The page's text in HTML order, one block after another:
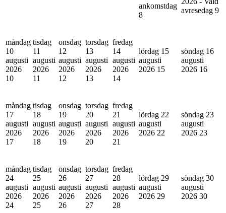
ankomstdag
8
avresedag 9
måndag
10
augusti
2026
10
tisdag
11
augusti
2026
11
onsdag
12
augusti
2026
12
torsdag
13
augusti
2026
13
fredag
14
augusti
2026
14
lördag 15
augusti
2026 15
söndag 16
augusti
2026 16
måndag
17
augusti
2026
17
tisdag
18
augusti
2026
18
onsdag
19
augusti
2026
19
torsdag
20
augusti
2026
20
fredag
21
augusti
2026
21
lördag 22
augusti
2026 22
söndag 23
augusti
2026 23
måndag
24
augusti
2026
24
tisdag
25
augusti
2026
25
onsdag
26
augusti
2026
26
torsdag
27
augusti
2026
27
fredag
28
augusti
2026
28
lördag 29
augusti
2026 29
söndag 30
augusti
2026 30